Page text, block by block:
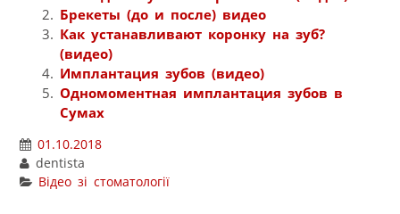
Брекеты (до и после) видео
Как устанавливают коронку на зуб?
(видео)
Имплантация зубов (видео)
Одномоментная имплантация зубов в
Сумах
01.10.2018
dentista
Відео зі стоматології